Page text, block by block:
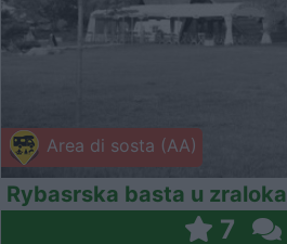
Area di sosta (AA)
Rybasrska basta u zraloka
7